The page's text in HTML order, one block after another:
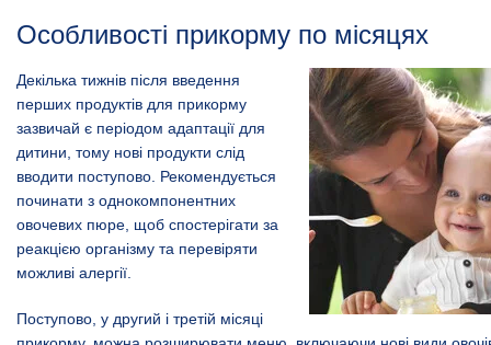
Особливості прикорму по місяцях
Декілька тижнів після введення
перших продуктів для прикорму
зазвичай є періодом адаптації для
дитини, тому нові продукти слід
вводити поступово. Рекомендується
починати з однокомпонентних
овочевих пюре, щоб спостерігати за
реакцією організму та перевіряти
можливі алергії.
Поступово, у другий і третій місяці